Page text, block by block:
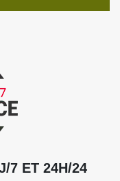
7 ET 24H/24